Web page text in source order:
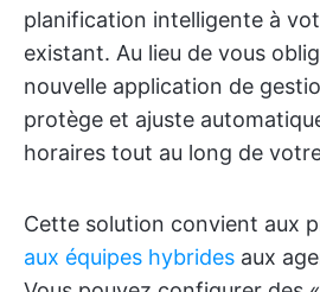
planification intelligente à
existant. Au lieu de vous
nouvelle application de
protège et ajuste
horaires tout au long de
Cette solution convient aux
aux équipes hybrides aux